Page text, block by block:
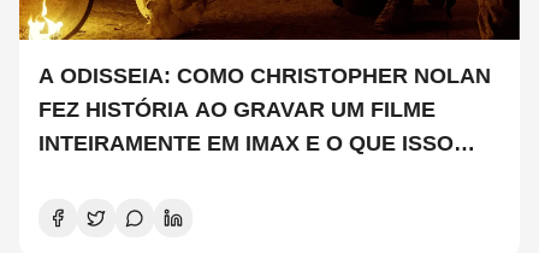
A ODISSEIA: COMO CHRISTOPHER NOLAN
FEZ HISTÓRIA AO GRAVAR UM FILME
INTEIRAMENTE EM IMAX E O QUE ISSO